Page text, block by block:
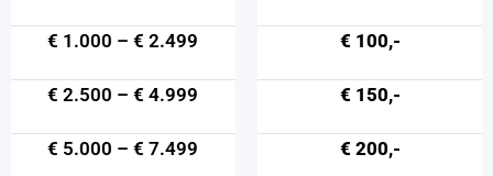
€ 1.000 – € 2.499
€ 2.500 – € 4.999
€ 5.000 – € 7.499
€ 100,-
€ 150,-
€ 200,-